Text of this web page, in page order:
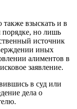
взыскать и в
порядке, но лишь
источник
иных
алиментов в
заявление.
в суд или
дела о